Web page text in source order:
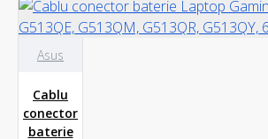
Asus
Cablu
conector
baterie